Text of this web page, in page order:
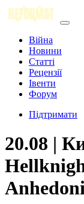
Війна
Новини
Статті
Рецензії
Івенти
Форум
Підтримати
20.08 |